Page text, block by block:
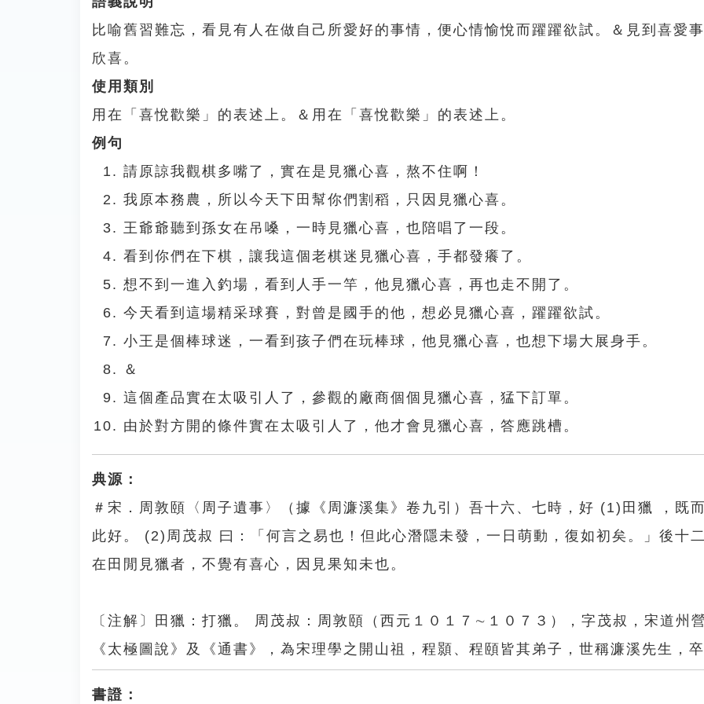
比喻舊習難忘，看見有人在做自己所愛好的事情，便心情愉悅而躍躍欲試。＆見到喜愛
欣喜。
使用類別
用在「喜悅歡樂」的表述上。＆用在「喜悅歡樂」的表述上。
例句
請原諒我觀棋多嘴了，實在是見獵心喜，熬不住啊！
我原本務農，所以今天下田幫你們割稻，只因見獵心喜。
王爺爺聽到孫女在吊嗓，一時見獵心喜，也陪唱了一段。
看到你們在下棋，讓我這個老棋迷見獵心喜，手都發癢了。
想不到一進入釣場，看到人手一竿，他見獵心喜，再也走不開了。
今天看到這場精采球賽，對曾是國手的他，想必見獵心喜，躍躍欲試。
小王是個棒球迷，一看到孩子們在玩棒球，他見獵心喜，也想下場大展身手。
＆
這個產品實在太吸引人了，參觀的廠商個個見獵心喜，猛下訂單。
由於對方開的條件實在太吸引人了，他才會見獵心喜，答應跳槽。
典源：
＃宋．周敦頤〈周子遺事〉（據《周濂溪集》卷九引）吾十六、七時，好 (1)田獵 ，既
此好。 (2)周茂叔 曰：「何言之易也！但此心潛隱未發，一日萌動，復如初矣。」後十二
在田閒見獵者，不覺有喜心，因見果知未也。
〔注解〕田獵：打獵。 周茂叔：周敦頤（西元１０１７∼１０７３），字茂叔，宋道州
《太極圖說》及《通書》，為宋理學之開山祖，程顥、程頤皆其弟子，世稱濂溪先生，卒
書證：